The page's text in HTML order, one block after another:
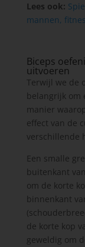
Lees ook:
mannen,
Biceps
uitvoeren
Terwijl we de
belangrijk om
manier
effect van de
verschillende
Een smalle
buitenkant
om de korte
binnenkant
de korte kop
geweldig om